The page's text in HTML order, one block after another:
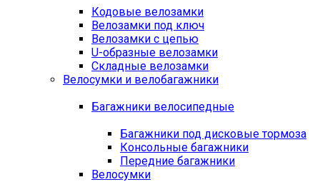
Кодовые велозамки
Велозамки под ключ
Велозамки с цепью
U-образные велозамки
Складные велозамки
Велосумки и велобагажники
Багажники велосипедные
Багажники под дисковые тормоза
Консольные багажники
Передние багажники
Велосумки